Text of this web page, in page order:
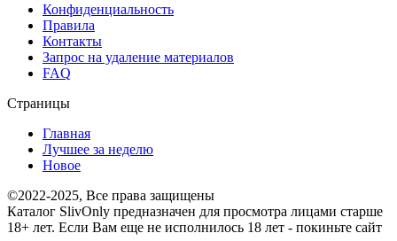
Конфиденциальность
Правила
Контакты
Запрос на удаление материалов
FAQ
Страницы
Главная
Лучшее за неделю
Новое
©2022-2025, Все права защищены
Каталог SlivOnly предназначен для просмотра лицами старше
18+ лет. Если Вам еще не исполнилось 18 лет - покиньте сайт